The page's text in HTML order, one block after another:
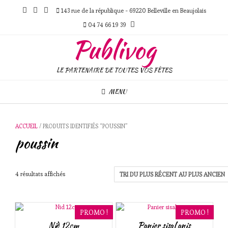
143 rue de la république - 69220 Belleville en Beaujolais
04 74 66 19 39
Publivog
LE PARTENAIRE DE TOUTES VOS FÊTES
MENU
ACCUEIL / PRODUITS IDENTIFIÉS “POUSSIN”
poussin
4 résultats affichésTrié
récent
au
plus
PROMO ! PROMO !